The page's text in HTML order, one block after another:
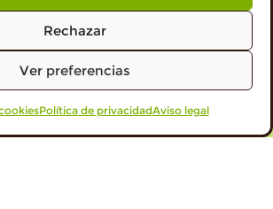
Rechazar
Ver preferencias
Política de privacidadAviso legal
PROFESIONALES